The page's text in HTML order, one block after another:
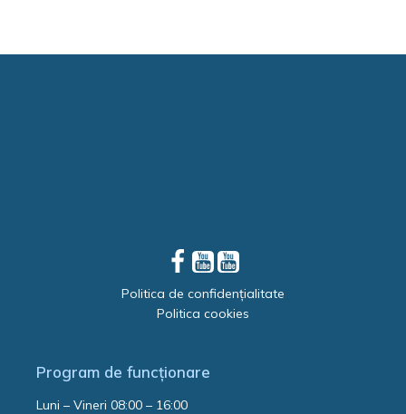
Politica de confidențialitate
Politica cookies
Program de funcționare
Luni – Vineri 08:00 – 16:00